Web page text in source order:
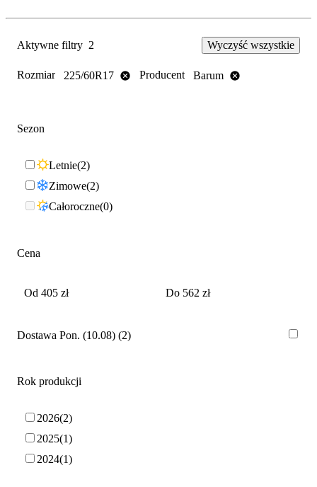
Aktywne filtry 2 Wyczyść wszystkie
Rozmiar 225/60R17 Producent Barum
Sezon
Letnie 2
Zimowe 2
Całoroczne 0
Cena
Dostawa Pon. (10.08) 2
Rok produkcji
2026 2
2025 1
2024 1